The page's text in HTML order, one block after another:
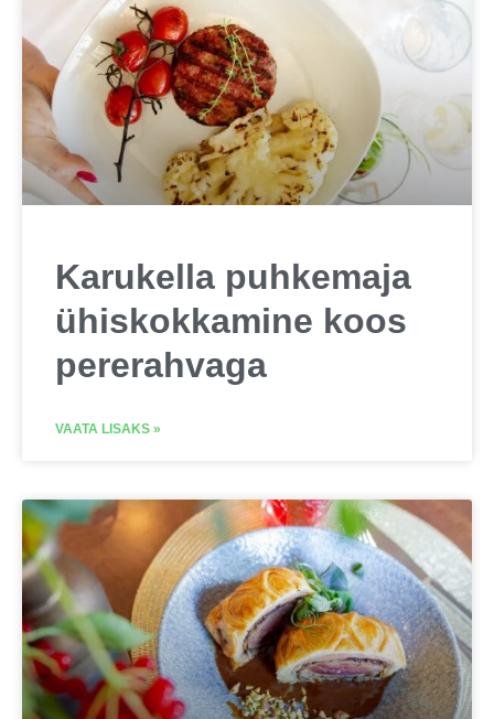
Karukella puhkemaja
ühiskokkamine koos
pererahvaga
VAATA LISAKS »